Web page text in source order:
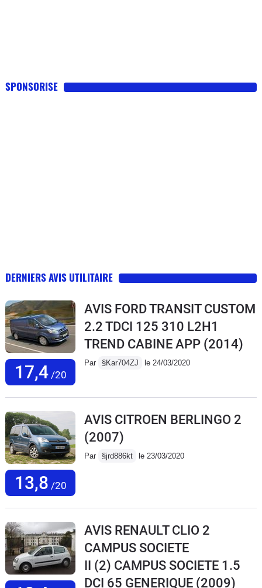
SPONSORISE
DERNIERS AVIS UTILITAIRE
17,4/20
AVIS FORD TRANSIT CUSTOM
2.2 TDCI 125 310 L2H1
TREND CABINE APP (2014)
Par §Kar704ZJ le 24/03/2020
13,8 /20
AVIS CITROEN BERLINGO 2
(2007)
Par §jrd886kt le 23/03/2020
AVIS RENAULT CLIO 2
CAMPUS SOCIETE
II (2) CAMPUS SOCIETE 1.5
DCI 65 GENERIQUE (2009)